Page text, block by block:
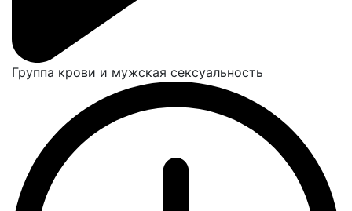
Группа крови и мужская сексуальность